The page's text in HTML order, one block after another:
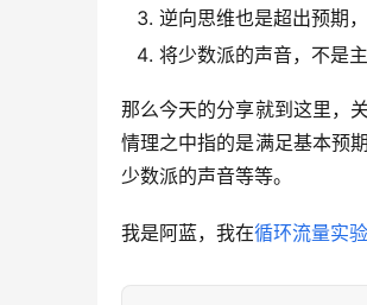
逆向思维也是超出预期
将少数派的声音，不是
那么今天的分享就到这里，
情理之中指的是满足基本预
少数派的声音等等。
我是阿蓝，我在循环流量实